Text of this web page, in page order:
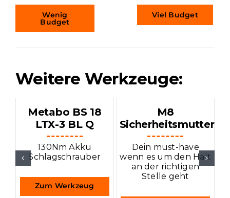
Wenig
Budget
Viel Budget
Weitere Werkzeuge:
Metabo BS 18
LTX-3 BL Q
130Nm Akku
Schlagschrauber
Zum Werkzeug
M8
Sicherheitsmutter
Dein must-have
wenn es um den Halt
an der richtigen
Stelle geht